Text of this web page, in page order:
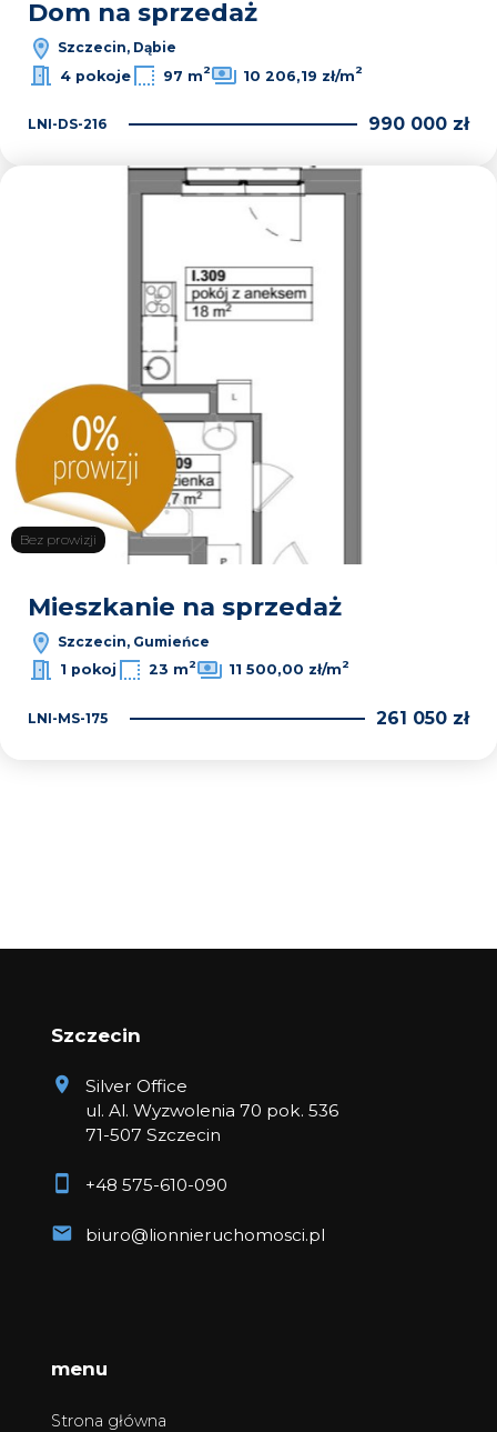
Dom na sprzedaż
Szczecin, Dąbie
4 pokoje
97 m2 10 206,19 zł/m2
LNI-DS-216 990 000 zł
Bez prowizji
Mieszkanie na sprzedaż
Szczecin, Gumieńce
1 pokoj
23 m2 11 500,00 zł/m2
LNI-MS-175 261 050 zł
Szczecin
Silver Office
ul. Al. Wyzwolenia 70 pok. 536
71-507 Szczecin
+48 575-610-090
biuro@lionnieruchomosci.pl
menu
Strona główna